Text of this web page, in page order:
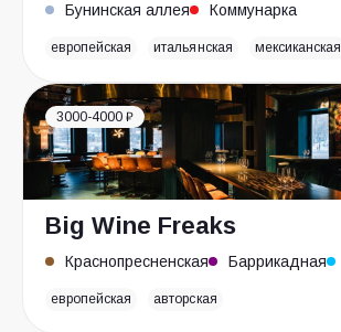
Бунинская аллея Коммунарка
европейская итальянская мексиканская
3000-4000 ₽
Big Wine Freaks
Краснопресненская Баррикадная
европейская авторская